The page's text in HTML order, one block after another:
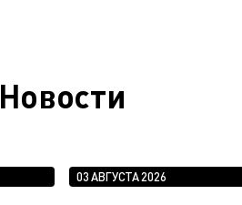
Новости
03 АВГУСТА 2026